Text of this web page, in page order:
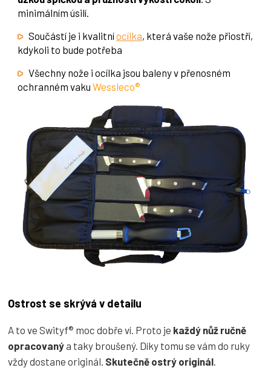
minimálním úsilí.
Součástí je i kvalitníocílka, která vaše nože přiostří,
kdykoli to bude potřeba
Všechny nože i ocílka jsou baleny v přenosném
ochranném vaku Wessleco®
Ostrost se skrývá v detailu
A to ve Swityf® moc dobře ví. Proto je každý nůž ručně
opracovanýa taky broušený. Díky tomu se vám do ruky
vždy dostane originál. Skutečně ostrý originál